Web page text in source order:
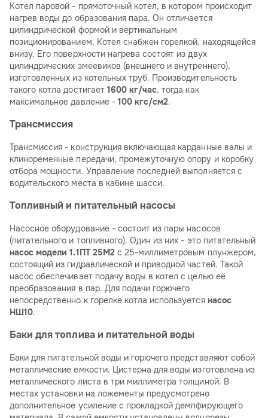
Котел паровой - прямоточный котел, в котором происходит
нагрев воды до образования пара. Он отличается
цилиндрической формой и вертикальным
позиционированием. Котел снабжен горелкой, находящейся
внизу. Его поверхности нагрева состоят из двух
цилиндрических змеевиков (внешнего и внутреннего),
изготовленных из котельных труб. Производительность
такого котла достигает1600 кг/час, тогда как
максимальное давление - 100 кгс/см2.
Трансмиссия
Трансмиссия - конструкция включающая карданные валы и
клиноременные передачи, промежуточную опору и коробку
отбора мощности. Управление последней выполняется с
водительского места в кабине шасси.
Топливный и питательный насосы
Насосное оборудование - состоит из пары насосов
(питательного и топливного). Один из них - это питательный
насос модели 1.1ПТ 25М2 с 25-миллиметровым плунжером,
состоящий из гидравлической и приводной частей. Такой
насос обеспечивает подачу воды в котел с целью её
преобразования в пар. Для подачи горючего
непосредственно к горелке котла используется насос
НШ10.
Баки для топлива и питательной воды
Баки для питательной воды и горючего представляют собой
металлические емкости. Цистерна для воды изготовлена из
металлического листа в три миллиметра толщиной. В
местах установки на ложементы предусмотрено
дополнительное усиление с прокладкой демпфирующего